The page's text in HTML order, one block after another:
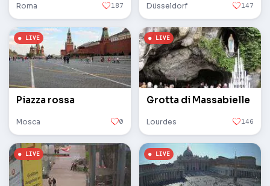
Roma 187 Düsseldorf 147
Piazza rossa
Mosca 0
Grotta di Massabielle
Lourdes 146